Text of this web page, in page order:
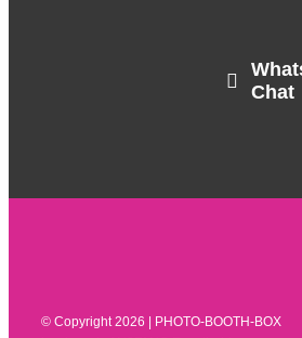
Chat
© Copyright2026 | PHOTO-BOOTH-BOX